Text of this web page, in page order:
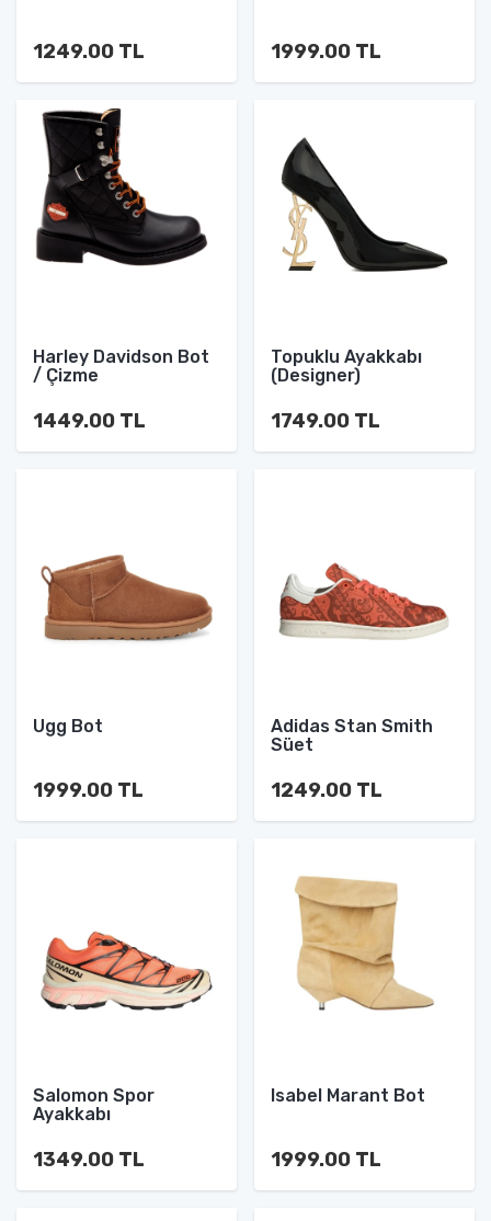
1249.00 TL 1999.00 TL
Harley Davidson Bot
/ Çizme
1449.00 TL
Topuklu Ayakkabı
(Designer)
1749.00 TL
Ugg Bot
1999.00 TL
Adidas Stan Smith
Süet
1249.00 TL
Salomon Spor
Ayakkabı
1349.00 TL
Isabel Marant Bot
1999.00 TL